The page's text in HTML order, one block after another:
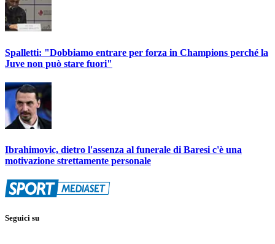
Spalletti: "Dobbiamo entrare per forza in Champions perché la
Juve non può stare fuori"
Ibrahimovic, dietro l'assenza al funerale di Baresi c'è una
motivazione strettamente personale
Seguici su